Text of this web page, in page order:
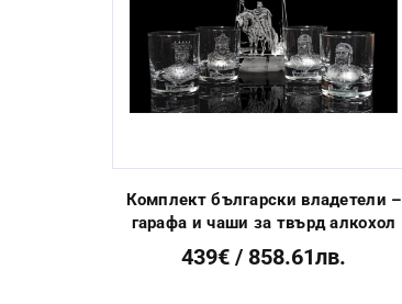
Комплект български владетели –
гарафа и чаши за твърд алкохол
439€ / 858.61лв.